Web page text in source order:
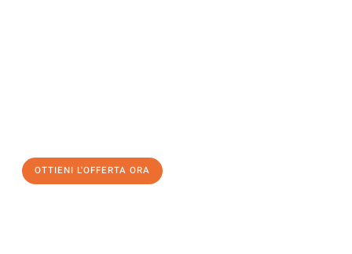
OTTIENI L'OFFERTA ORA